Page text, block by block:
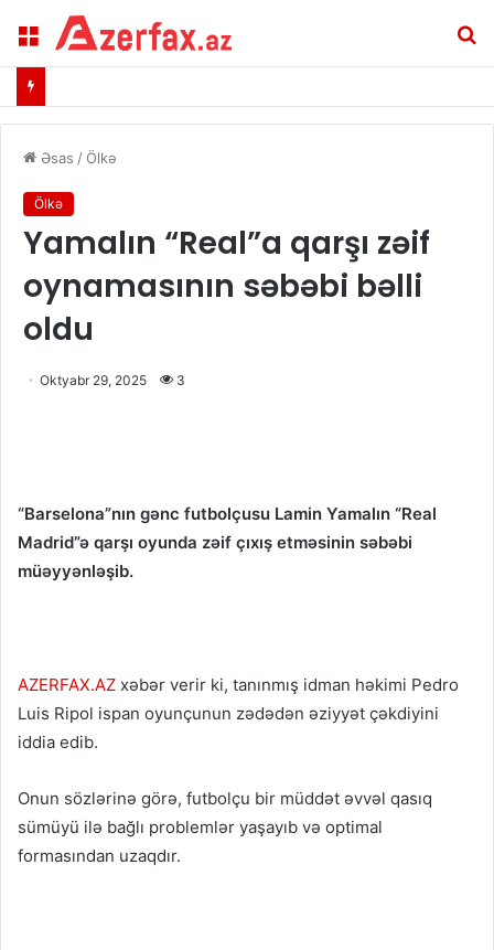
Menu
Əsas /Ölkə
Ölkə
Yamalın “Real”a qarşı zəif
oynamasının səbəbi bəlli
oldu
Oktyabr 29, 2025 3
“Barselona”nın gənc futbolçusu Lamin Yamalın “Real
Madrid”ə qarşı oyunda zəif çıxış etməsinin səbəbi
müəyyənləşib.
AZERFAX.AZ xəbər verir ki, tanınmış idman həkimi Pedro
Luis Ripol ispan oyunçunun zədədən əziyyət çəkdiyini
iddia edib.
Onun sözlərinə görə, futbolçu bir müddət əvvəl qasıq
sümüyü ilə bağlı problemlər yaşayıb və optimal
formasından uzaqdır.